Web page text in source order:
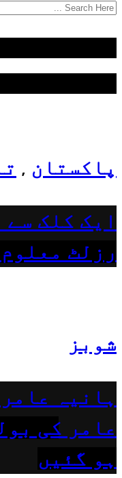
پاکستان ,
ایک کلک سے
رزلٹ
شوبز
ہانیہ
عامر کی
ہو گئیں